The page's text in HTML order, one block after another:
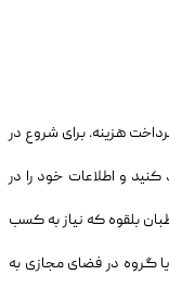
هزینه. برای شروع در
و اطلاعات خود را در
بلقوه که نیاز به کسب
گروه در فضای مجازی به